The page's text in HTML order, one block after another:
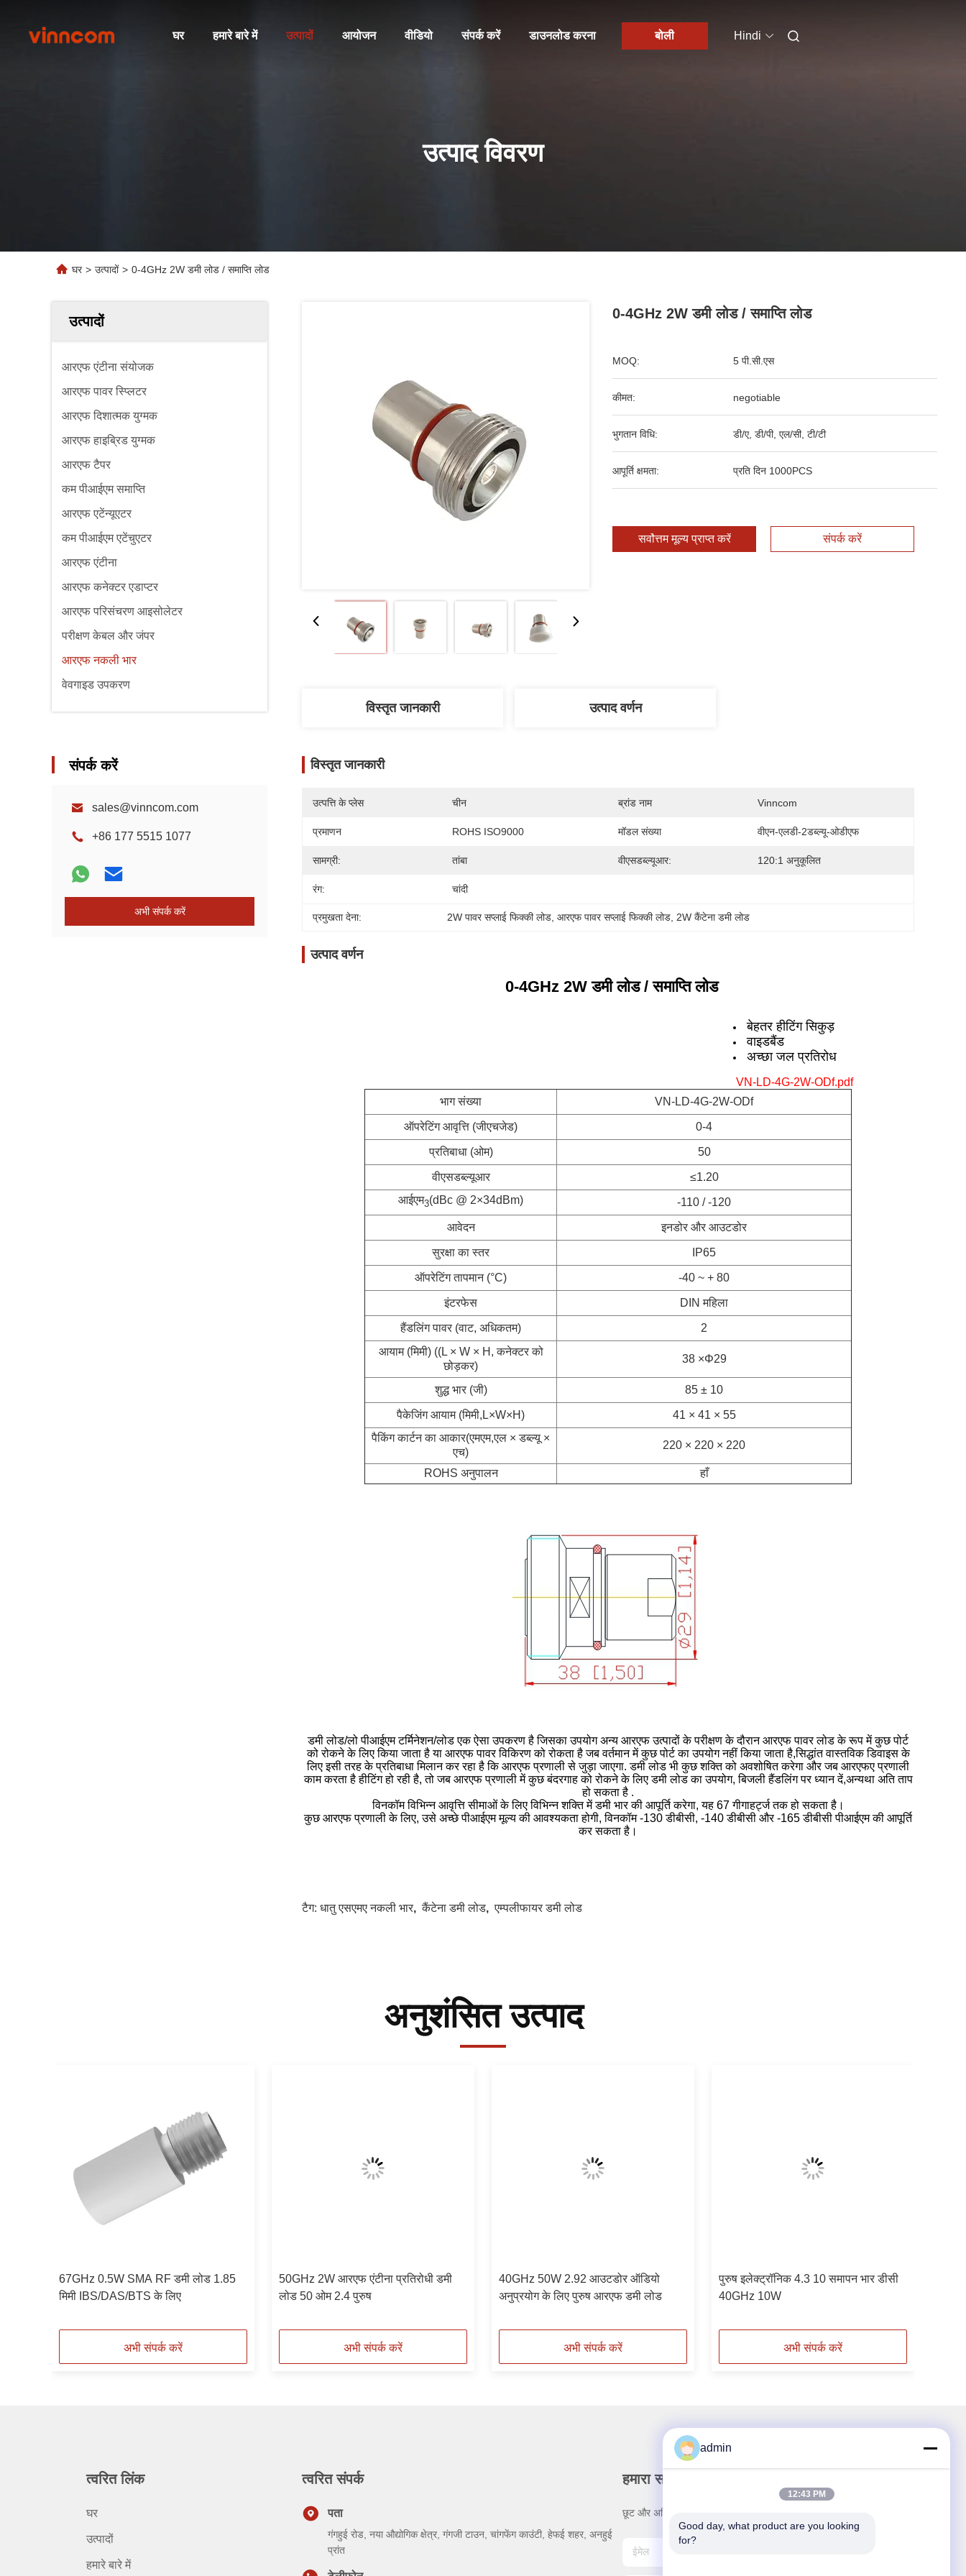
घर हमारे बारे में उत्पादों आयोजन वीडियो संपर्क करें डाउनलोड करना बोली Hindi
उत्पाद विवरण
घर > उत्पादों > 0-4GHz 2W डमी लोड / समाप्ति लोड
उत्पादों
आरएफ एंटीना संयोजक
आरएफ पावर स्प्लिटर
आरएफ दिशात्मक युग्मक
आरएफ हाइब्रिड युग्मक
आरएफ टैपर
कम पीआईएम समाप्ति
आरएफ एटेंन्यूएटर
कम पीआईएम एटेंचुएटर
आरएफ एंटीना
आरएफ कनेक्टर एडाप्टर
आरएफ परिसंचरण आइसोलेटर
परीक्षण केबल और जंपर
आरएफ नकली भार
वेवगाइड उपकरण
संपर्क करें
sales@vinncom.com
+86 177 5515 1077
अभी संपर्क करें
0-4GHz 2W डमी लोड / समाप्ति लोड
MOQ: 5 पी.सी.एस
कीमत: negotiable
भुगतान विधि: डी/ए, डी/पी, एल/सी, टी/टी
आपूर्ति क्षमता: प्रति दिन 1000PCS
सर्वोत्तम मूल्य प्राप्त करें संपर्क करें
विस्तृत जानकारी उत्पाद वर्णन
विस्तृत जानकारी
उत्पत्ति के प्लेस चीन ब्रांड नाम Vinncom
प्रमाणन ROHS ISO9000 मॉडल संख्या वीएन-एलडी-2डब्ल्यू-ओडीएफ
सामग्री: तांबा वीएसडब्ल्यूआर: 120:1 अनुकूलित
रंग: चांदी
प्रमुखता देना: 2W पावर सप्लाई फिक्की लोड , आरएफ पावर सप्लाई फिक्की लोड 2W कैंटेना डमी लोड
उत्पाद वर्णन
0-4GHz 2W डमी लोड / समाप्ति लोड
बेहतर हीटिंग सिकुड़
वाइडबैंड
अच्छा जल प्रतिरोध
VN-LD-4G-2W-ODf.pdf
भाग संख्या
VN-LD-4G-2W-ODf
ऑपरेटिंग आवृत्ति (जीएचजेड) 0-4
प्रतिबाधा (ओम) 50
वीएसडब्ल्यूआर
≤1.20
आईएम3(dBc @ 2×34dBm) -110 / -120
आवेदन इनडोर और आउटडोर
सुरक्षा का स्तर IP65
ऑपरेटिंग तापमान (°C) -40 ~ + 80
इंटरफेस DIN महिला
हैंडलिंग पावर (वाट, अधिकतम)
2
आयाम (मिमी) ((L × W × H, कनेक्टर को
छोड़कर)
38 ×Φ29
शुद्ध भार (जी) 85 ± 10
पैकेजिंग आयाम (मिमी,L×W×H)
41 × 41 × 55
पैकिंग कार्टन का आकार(एमएम,एल × डब्ल्यू ×
एच)
220 × 220 × 220
ROHS अनुपालन हाँ
डमी लोड/लो पीआईएम टर्मिनेशन/लोड एक ऐसा उपकरण है जिसका उपयोग अन्य आरएफ उत्पादों के परीक्षण के दौरान आरएफ पावर लोड के रूप में कुछ पोर्ट
को रोकने के लिए किया जाता है या आरएफ पावर विकिरण को रोकता है जब वर्तमान में कुछ पोर्ट का उपयोग नहीं किया जाता है,सिद्धांत वास्तविक डिवाइस के
लिए इसी तरह के प्रतिबाधा मिलान कर रहा है कि आरएफ प्रणाली से जुड़ा जाएगा. डमी लोड भी कुछ शक्ति को अवशोषित करेगा और जब आरएफए प्रणाली
काम करता है हीटिंग हो रही है, तो जब आरएफ प्रणाली में कुछ बंदरगाह को रोकने के लिए डमी लोड का उपयोग, बिजली हैंडलिंग पर ध्यान दें,अन्यथा अति ताप
हो सकता है .
विनकॉम विभिन्न आवृत्ति सीमाओं के लिए विभिन्न शक्ति में डमी भार की आपूर्ति करेगा, यह 67 गीगाहर्ट्ज तक हो सकता है।
कुछ आरएफ प्रणाली के लिए, उसे अच्छे पीआईएम मूल्य की आवश्यकता होगी, विनकॉम -130 डीबीसी, -140 डीबीसी और -165 डीबीसी पीआईएम की आपूर्ति
कर सकता है।
टैग: धातु एसएमए नकली भार,कैंटेना डमी लोड,एम्पलीफायर डमी लोड
अनुशंसित उत्पाद
67GHz 0.5W SMA RF डमी लोड 1.85
मिमी IBS/DAS/BTS के लिए
अभी संपर्क करें
50GHz 2W आरएफ एंटीना प्रतिरोधी डमी
लोड 50 ओम 2.4 पुरुष
अभी संपर्क करें
40GHz 50W 2.92 आउटडोर ऑडियो
अनुप्रयोग के लिए पुरुष आरएफ डमी लोड
अभी संपर्क करें
पुरुष इलेक्ट्रॉनिक 4.3 10 समापन भार डीसी
40GHz 10W
अभी संपर्क करें
त्वरित लिंक
घर
उत्पादों
हमारे बारे में
त्वरित संपर्क
पता
गंगहुई रोड, नया औद्योगिक क्षेत्र, गंगजी टाउन, चांगफेंग काउंटी, हेफई शहर, अनहुई
प्रांत
हमारा समाचार पत्र
छूट और अधिक के लिए हमारे न्यूज़लेटर की सदस्यता लें।
admin
12:43 PM
Good day, what product are you looking
for?